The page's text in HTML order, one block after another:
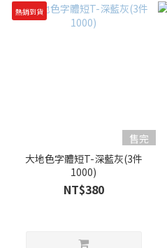
熱銷到貨
售完
大地色字體短T-深藍灰(3件
1000)
NT$380